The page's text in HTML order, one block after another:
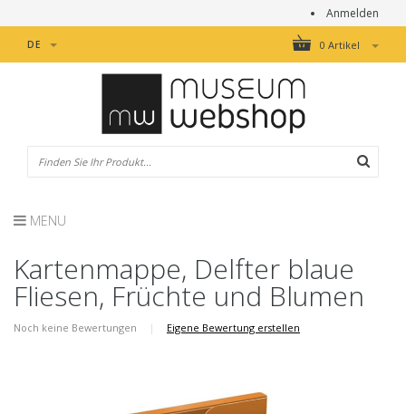
Anmelden
0 Artikel
DE
MENU
Kartenmappe, Delfter blaue
Fliesen, Früchte und Blumen
Noch keine Bewertungen | Eigene Bewertung erstellen